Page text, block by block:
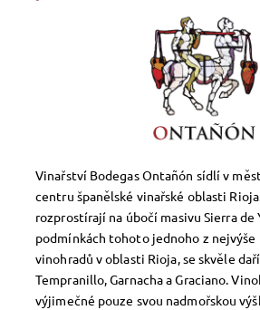
Vinařství Bodegas Ontañón sídlí v
centru španělské vinařské oblasti
rozprostírají na úbočí masivu Sierra de
podmínkách tohoto jednoho z nejvýše
vinohradů v oblasti Rioja, se skvěle
Tempranillo, Garnacha a Graciano.
výjimečné pouze svou nadmořskou